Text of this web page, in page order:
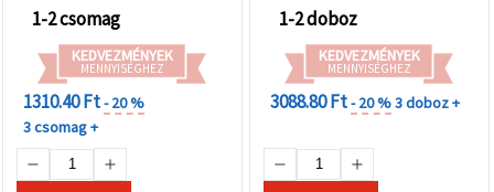
1-2 csomag
KEDVEZMÉNYEK
MENNYISÉGHEZ
1310.40 Ft- 20 %
3 csomag +
1-2 doboz
KEDVEZMÉNYEK
MENNYISÉGHEZ
3088.80 Ft- 20 %3 doboz +